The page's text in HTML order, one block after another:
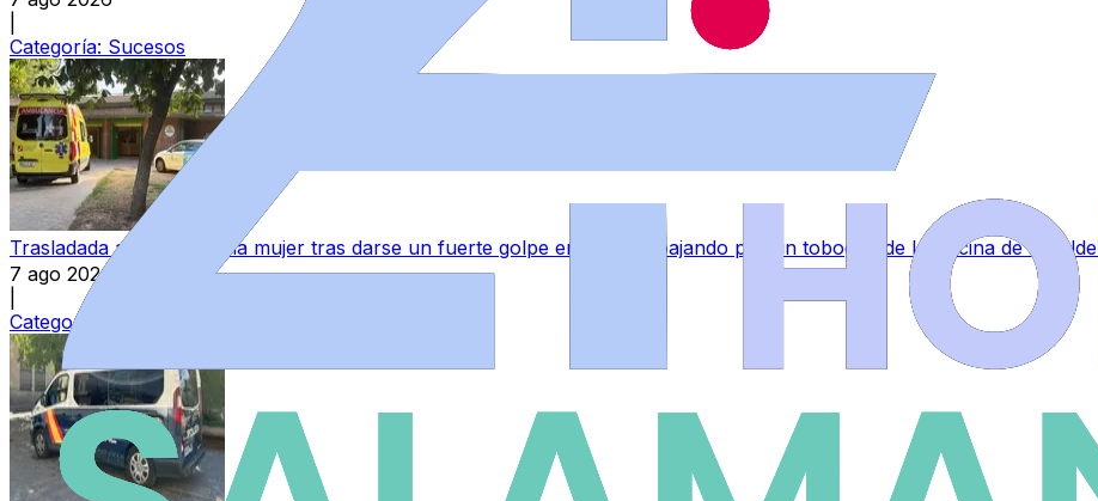
Categoría: Sucesos
Trasladada al hospital una mujer tras darse un fuerte golpe en la nuca bajando por un tobogán de la piscina de La
7 ago 2026
Categoría: